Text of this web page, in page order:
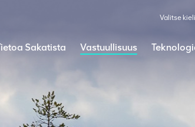
Valitse
Sakatista Vastuullisuus